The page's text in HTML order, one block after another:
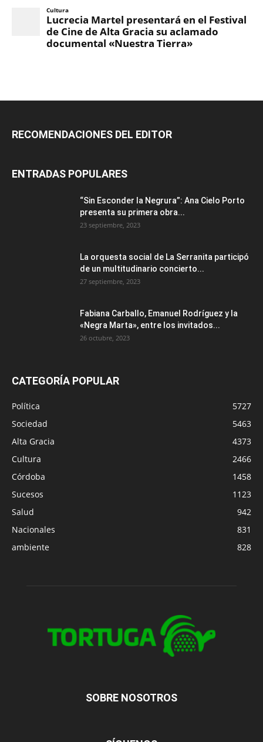
RECOMENDACIONES DEL EDITOR
ENTRADAS POPULARES
“Sin Esconder la Negrura”: Ana Cielo Porto
presenta su primera obra...
23 septiembre, 2023
La orquesta social de La Serranita participó
de un multitudinario concierto...
27 septiembre, 2023
Fabiana Carballo, Emanuel Rodríguez y la
«Negra Marta», entre los invitados...
26 octubre, 2023
CATEGORÍA POPULAR
Política
5727
Sociedad
5463
Alta Gracia
4373
Cultura
2466
Córdoba
1458
Sucesos
1123
Salud
942
Nacionales
831
ambiente
828
SOBRE NOSOTROS